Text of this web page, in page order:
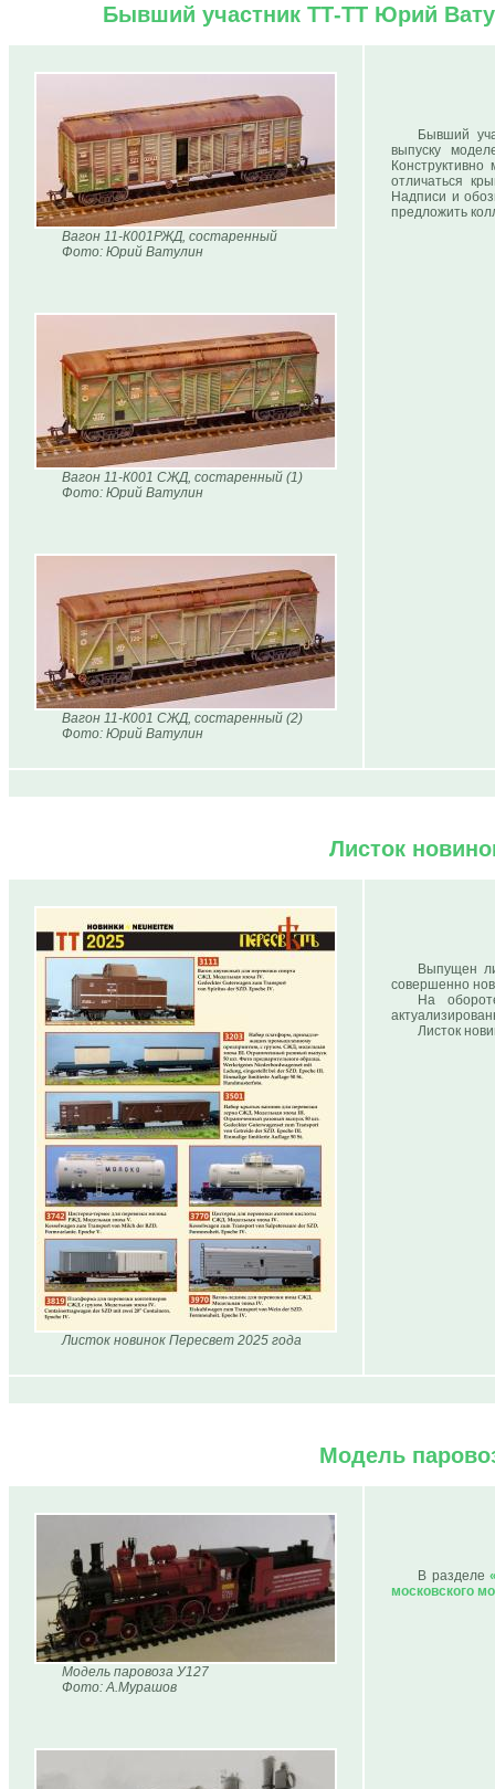
Бывший участник ТТ-ТТ Юрий
Вагон 11-К001РЖД, состаренный
Фото: Юрий Ватулин
Вагон 11-К001 СЖД, состаренный (1)
Фото: Юрий Ватулин
Вагон 11-К001 СЖД, состаренный (2)
Фото: Юрий Ватулин
Бывший
выпуску
отличаться
Надписи и
предложить
Листок
Листок новинок Пересвет 2025 года
Выпущен
совершенно
На
Листок
Модель
Модель паровоза У127
Фото: А.Мурашов
В разделе
московского